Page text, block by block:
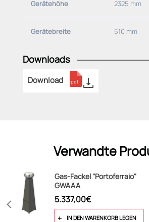
Gerätehöhe 2325 mm
Gerätebreite 510 mm
Downloads
Download
Verwandte
Gas-Fackel "Portoferraio"
GWAAA
5.337,00€
IN DEN WARENKORB LEGEN